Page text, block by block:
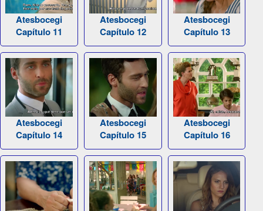
Atesbocegi
Capítulo 11
Atesbocegi
Capítulo 12
Atesbocegi
Capítulo 13
Atesbocegi
Capítulo 14
Atesbocegi
Capítulo 15
Atesbocegi
Capítulo 16